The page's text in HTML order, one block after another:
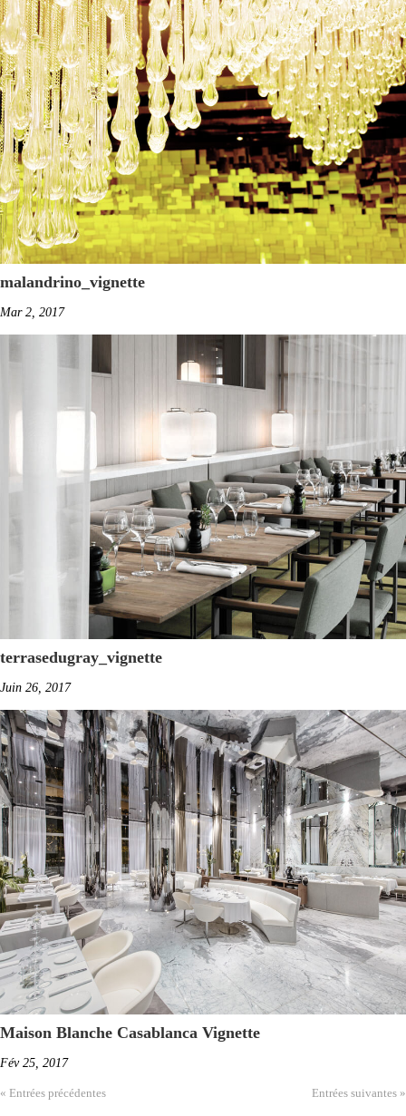
malandrino_vignette
Mar 2, 2017
terrasedugray_vignette
Juin 26, 2017
Maison Blanche Casablanca Vignette
Fév 25, 2017
« Entrées précédentes Entrées suivantes »